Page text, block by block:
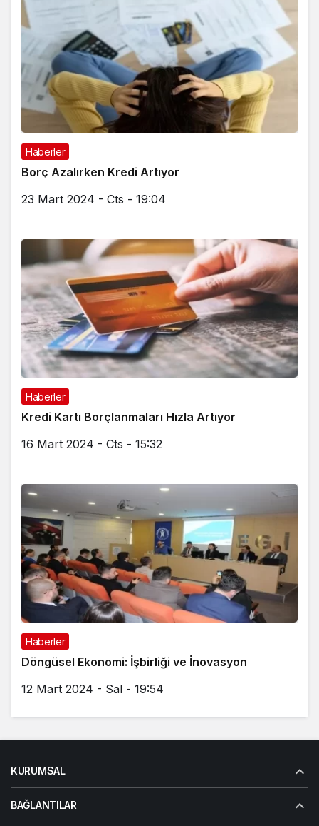
Haberler
Borç Azalırken Kredi Artıyor
23 Mart 2024 - Cts - 19:04
Haberler
Kredi Kartı Borçlanmaları Hızla Artıyor
16 Mart 2024 - Cts - 15:32
Haberler
Döngüsel Ekonomi: İşbirliği ve İnovasyon
12 Mart 2024 - Sal - 19:54
KURUMSAL
BAĞLANTILAR